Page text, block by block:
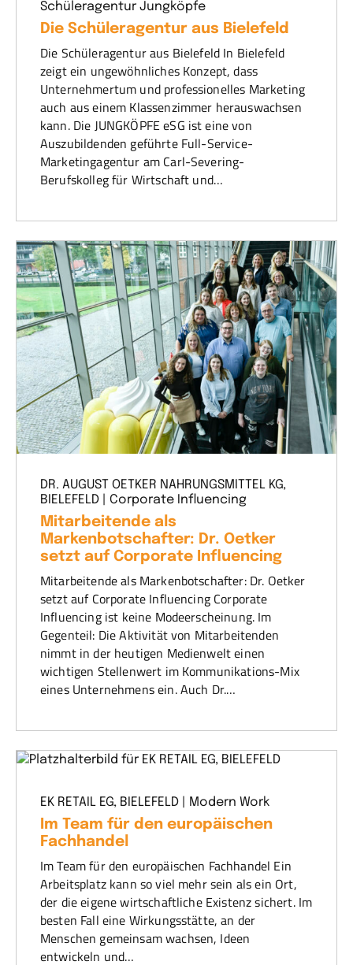
Schüleragentur Jungköpfe
Die Schüleragentur aus Bielefeld
Die Schüleragentur aus Bielefeld In Bielefeld
zeigt ein ungewöhnliches Konzept, dass
Unternehmertum und professionelles Marketing
auch aus einem Klassenzimmer herauswachsen
kann. Die JUNGKÖPFE eSG ist eine von
Auszubildenden geführte Full-Service-
Marketingagentur am Carl-Severing-
Berufskolleg für Wirtschaft und…
DR. AUGUST OETKER NAHRUNGSMITTEL KG,
BIELEFELD | Corporate Influencing
Mitarbeitende als
Markenbotschafter: Dr. Oetker
setzt auf Corporate Influencing
Mitarbeitende als Markenbotschafter: Dr. Oetker
setzt auf Corporate Influencing Corporate
Influencing ist keine Modeerscheinung. Im
Gegenteil: Die Aktivität von Mitarbeitenden
nimmt in der heutigen Medienwelt einen
wichtigen Stellenwert im Kommunikations-Mix
eines Unternehmens ein. Auch Dr.…
EK RETAIL EG, BIELEFELD | Modern Work
Im Team für den europäischen
Fachhandel
Im Team für den europäischen Fachhandel Ein
Arbeitsplatz kann so viel mehr sein als ein Ort,
der die eigene wirtschaftliche Existenz sichert. Im
besten Fall eine Wirkungsstätte, an der
Menschen gemeinsam wachsen, Ideen
entwickeln und…